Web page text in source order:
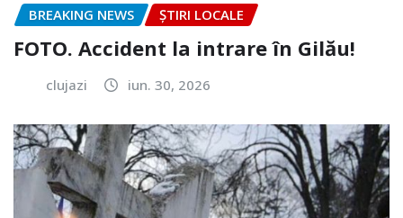
BREAKING NEWS ȘTIRI LOCALE
FOTO. Accident la intrare în Gilău!
clujazi iun. 30, 2026